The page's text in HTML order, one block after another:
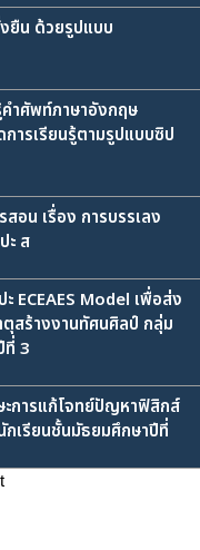
ยืน ด้วยรูปแบบ
ำศัพท์ภาษาอังกฤษ
ารเรียนรู้ตามรูปแบบซิป
อน เรื่อง การบรรเลง
ะ ส
ECEAES Model เพื่อส่ง
ตุสร้างงานทัศนศิลป์ กลุ่ม
ที่ 3
การแก้โจทย์ปัญหาฟิสิกส์
เรียนชั้นมัธยมศึกษาปีที่